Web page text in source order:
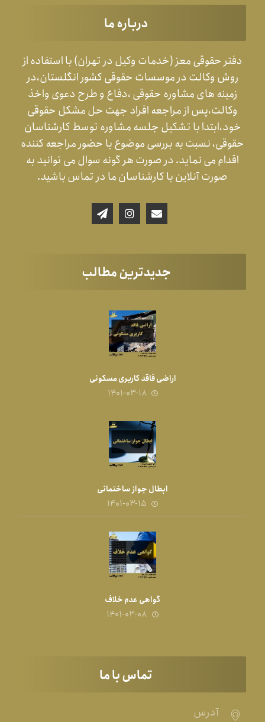
درباره ما
دفتر حقوقی معز (خدمات وکیل در تهران) با استفاده از
روش وکالت در موسسات حقوقی کشور انگلستان،در
زمینه های مشاوره حقوقی ،دفاع و طرح دعوی واخذ
وکالت،پس از مراجعه افراد جهت حل مشکل حقوقی
خود،ابتدا با تشکیل جلسه مشاوره توسط کارشناسان
حقوقی، نسبت به بررسی موضوع با حضور مراجعه کننده
اقدام می نماید. در صورت هر گونه سوال می توانید به
صورت آنلاین با کارشناسان ما در تماس باشید.
جدیدترین مطالب
اراضی فاقد کاربری مسکونی
۱۴۰۱-۰۳-۱۸
ابطال جواز ساختمانی
۱۴۰۱-۰۳-۱۵
گواهی عدم خلاف
۱۴۰۱-۰۳-۰۸
تماس با ما
آدرس